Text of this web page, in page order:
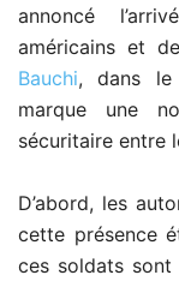
annoncé
américains et
Bauchi, dans le
marque une
sécuritaire entre
D’abord, les
cette présence
ces soldats sont